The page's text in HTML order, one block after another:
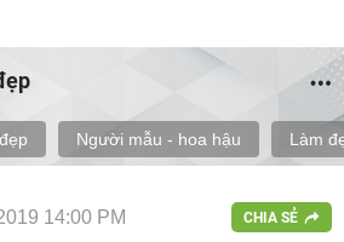
Người mẫu - hoa hậu Làm
14:00 PM CHIA SẺ